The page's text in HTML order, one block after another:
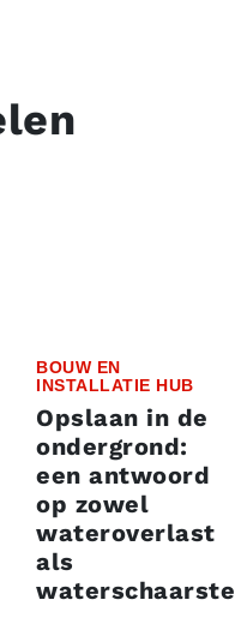
BOUW EN
INSTALLATIE HUB
Opslaan in de
ondergrond:
een antwoord
op zowel
wateroverlast
als
waterschaarste